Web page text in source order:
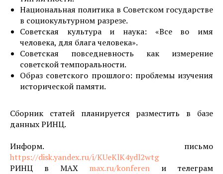
Национальная политика в Советском государстве
в социокультурном разрезе.
Советская культура и наука: «Все во имя
человека, для блага человека».
Советская повседневность как измерение
советской темпоральности.
Образ советского прошлого: проблемы изучения
исторической памяти.
Сборник статей планируется разместить в базе
данных РИНЦ.
Информ. письмо
https://disk.yandex.ru/i/KUeKlK4ydl2wtg
РИНЦ в МАХ max.ru/konferen и телеграм